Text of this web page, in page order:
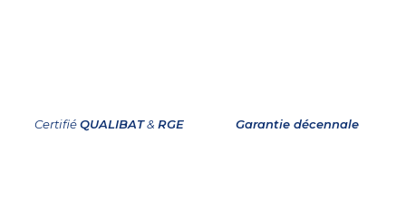
CertifiéQUALIBAT& RGE Garantie décennale